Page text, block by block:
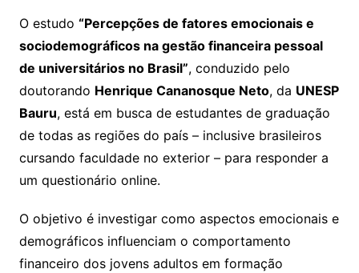
O estudo “Percepções de fatores emocionais e
sociodemográficos na gestão financeira pessoal
de universitários no Brasil”, conduzido pelo
doutorando Henrique Cananosque Neto, da UNESP
Bauru, está em busca de estudantes de graduação
de todas as regiões do país – inclusive brasileiros
cursando faculdade no exterior – para responder a
um questionário online.
O objetivo é investigar como aspectos emocionais e
demográficos influenciam o comportamento
financeiro dos jovens adultos em formação